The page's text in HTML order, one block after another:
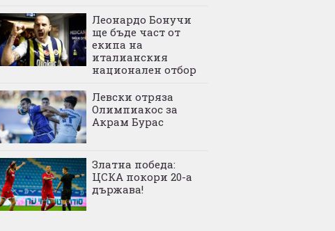
Леонардо Бонучи
ще бъде част от
екипа на
италианския
национален отбор
Левски отряза
Олимпиакос за
Акрам Бурас
Златна победа:
ЦСКА покори 20-а
държава!